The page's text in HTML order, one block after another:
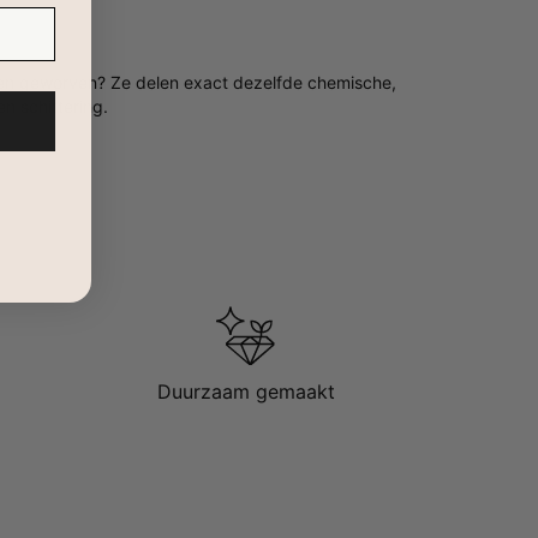
geworven? Ze delen exact dezelfde chemische,
schittering.
Duurzaam gemaakt